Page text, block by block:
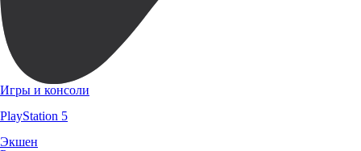
Игры и консоли
PlayStation 5
Экшен